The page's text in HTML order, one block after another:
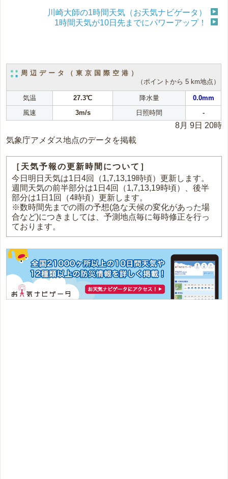
川崎大師の1時間天気（お天気ナビゲータ）
1時間天気が10日先までにパワーアップ！
周辺データ（東京国際空港）
（ポイントから 5 km地点）
気温 27.3℃ 降水量
0.0mm
風速
3m/s 日照時間 -
8月 9日 20時
気象庁アメダス地点のデータを掲載
［天気予報の更新時間について］
今日明日天気は1日4回（1,7,13,19時頃）更新します。
週間天気の前半部分は1日4回（1,7,13,19時頃）、後半
部分は1日1回（4時頃）更新します。
※数時間先までの雨の予想(急な天候の変化があった場
合など)につきましては、予測地点毎に毎時修正を行っ
ております。